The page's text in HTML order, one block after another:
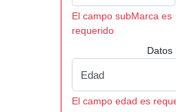
El campo subMarca es
requerido
Datos
El campo edad es